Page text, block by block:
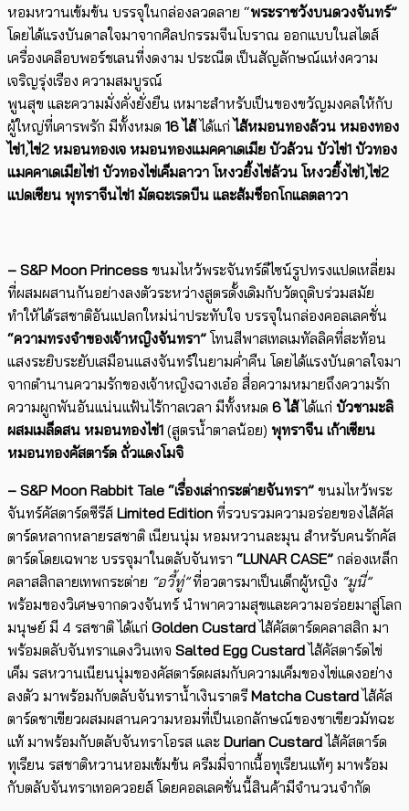
หอมหวานเข้มข้น บรรจุในกล่องลวดลาย “พระราชวังบนดวงจันทร์”
โดยได้แรงบันดาลใจมาจากศิลปกรรมจีนโบราณ ออกแบบในสไตส์
เครื่องเคลือบพอร์ชเลนที่งดงาม ประณีต เป็นสัญลักษณ์แห่งความ
เจริญรุ่งเรือง ความสมบูรณ์
พูนสุข และความมั่งคั่งยั่งยืน เหมาะสำหรับเป็นของขวัญมงคลให้กับ
ผู้ใหญ่ที่เคารพรัก มีทั้งหมด 16ไส้ได้แก่ไส้หมอนทองล้วน หมองทอง
ไข่1,ไข่2 หมอนทองเจ หมอนทองแมคคาเดเมีย บัวล้วน บัวไข่1 บัวทอง
แมคคาเดเมียไข่1 บัวทองไข่เค็มลาวา โหงวยิ้งไข่ล้วน โหงวยิ้งไข่1,ไข่2
แปดเซียน พุทราจีนไข่1 มัตฉะเรดบีน และส้มช็อกโกแลตลาวา
– S&P Moon Princess ขนมไหว้พระจันทร์ดีไซน์รูปทรงแปดเหลี่ยม
ที่ผสมผสานกันอย่างลงตัวระหว่างสูตรดั้งเดิมกับวัตถุดิบร่วมสมัย
ทำให้ได้รสชาติอันแปลกใหม่น่าประทับใจ บรรจุในกล่องคอลเลคชั่น
“ความทรงจำของเจ้าหญิงจันทรา” โทนสีพาสเทลเมทัลลิคที่สะท้อน
แสงระยิบระยับเสมือนแสงจันทร์ในยามค่ำคืน โดยได้แรงบันดาลใจมา
จากตำนานความรักของเจ้าหญิงฉางเอ๋อ สื่อความหมายถึงความรัก
ความผูกพันอันแน่นแฟ้นไร้กาลเวลา มีทั้งหมด 6ไส้ได้แก่ บัวชามะลิ
ผสมเมล็ดสน หมอนทองไข่1 (สูตรน้ำตาลน้อย) พุทราจีน เก้าเซียน
หมอนทองคัสตาร์ด ถั่วแดงโมจิ
– S&P Moon Rabbit Tale “เรื่องเล่ากระต่ายจันทรา” ขนมไหว้พระ
จันทร์คัสตาร์ดซีรีส์ Limited Edition ที่รวบรวมความอร่อยของไส้คัส
ตาร์ดหลากหลายรสชาติ เนียนนุ่ม หอมหวานละมุน สำหรับคนรักคัส
ตาร์ดโดยเฉพาะ บรรจุมาในตลับจันทรา “LUNAR CASE” กล่องเหล็ก
คลาสสิกลายเทพกระต่าย “อวี้ทู่”ที่อวตารมาเป็นเด็กผู้หญิง “มูนี่”
พร้อมของวิเศษจากดวงจันทร์ นำพาความสุขและความอร่อยมาสู่โลก
มนุษย์ มี 4 รสชาติ ได้แก่ Golden Custardไส้คัสตาร์ดคลาสสิก มา
พร้อมตลับจันทราแดงวินเทจ Salted Egg Custardไส้คัสตาร์ดไข่
เค็ม รสหวานเนียนนุ่มของคัสตาร์ดผสมกับความเค็มของไข่แดงอย่าง
ลงตัว มาพร้อมกับตลับจันทราน้ำเงินราตรี Matcha Custardไส้คัส
ตาร์ดชาเขียวผสมผสานความหอมที่เป็นเอกลักษณ์ของชาเขียวมัทฉะ
แท้ มาพร้อมกับตลับจันทราโอรส และ Durian Custardไส้คัสตาร์ด
ทุเรียน รสชาติหวานหอมเข้มข้น ครีมมี่จากเนื้อทุเรียนแท้ๆ มาพร้อม
กับตลับจันทราเทอควอยส์ โดยคอลเลคชั่นนี้สินค้ามีจำนวนจำกัด